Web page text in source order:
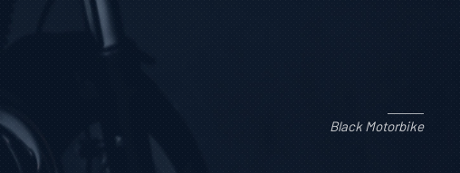
Black Motorbike